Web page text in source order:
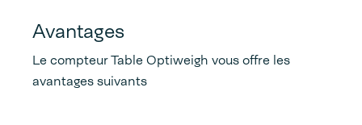
Avantages
Le compteur Table Optiweigh vous offre les
avantages suivants